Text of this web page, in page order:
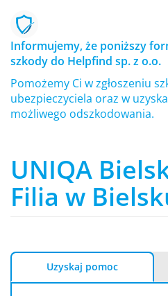
Informujemy, że poniższy
szkody do Helpfind sp. z o.o.
Pomożemy Ci w zgłoszeniu
ubezpieczyciela oraz w
możliwego odszkodowania.
UNIQA
Filia w
Uzyskaj pomoc